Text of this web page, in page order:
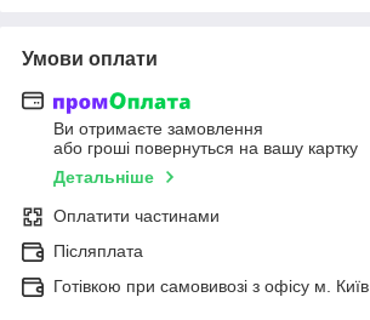
Умови оплати
Ви отримаєте замовлення
або гроші повернуться на вашу картку
Детальніше
Оплатити частинами
Післяплата
Готівкою при самовивозі з офісу м. Київ